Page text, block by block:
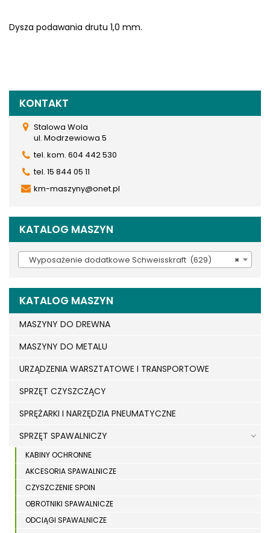
Dysza podawania drutu 1,0 mm.
KONTAKT
Stalowa Wola
ul. Modrzewiowa 5
tel. kom. 604 442 530
tel. 15 844 05 11
km-maszyny@onet.pl
KATALOG MASZYN
×
Wyposażenie dodatkowe Schweisskraft (629)
KATALOG MASZYN
MASZYNY DO DREWNA
MASZYNY DO METALU
URZĄDZENIA WARSZTATOWE I TRANSPORTOWE
SPRZĘT CZYSZCZĄCY
SPRĘŻARKI I NARZĘDZIA PNEUMATYCZNE
SPRZĘT SPAWALNICZY
KABINY OCHRONNE
AKCESORIA SPAWALNICZE
CZYSZCZENIE SPOIN
OBROTNIKI SPAWALNICZE
ODCIĄGI SPAWALNICZE